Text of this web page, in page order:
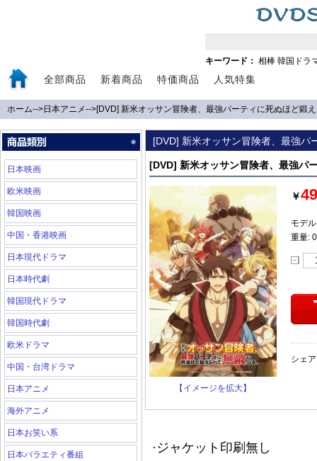
キーワード： 相棒 韓国ドラ
全部商品 新着商品 特価商品 人気特集
ホーム-->日本アニメ-->[DVD] 新米オッサン冒険者、最強パーティに死ぬほど鍛
日本映画
欧米映画
韓国映画
中国・香港映画
日本現代ドラマ
日本時代劇
韓国現代ドラマ
韓国時代劇
欧米ドラマ
中国・台湾ドラマ
日本アニメ
海外アニメ
日本お笑い系
日本バラエティ番組
[DVD] 新米オッサン冒険者、最強パ
[DVD] 新米オッサン冒険者、最強パ
【イメージを拡大】
￥
モデ
重量:
シェ
·ジャケット印刷無し